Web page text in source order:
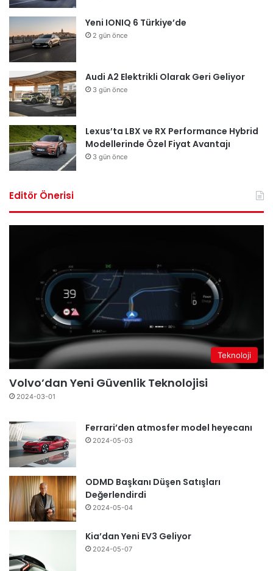
Yeni IONIQ 6 Türkiye’de
2 gün önce
Audi A2 Elektrikli Olarak Geri Geliyor
3 gün önce
Lexus’ta LBX ve RX Performance Hybrid
Modellerinde Özel Fiyat Avantajı
3 gün önce
Editör Önerisi
Teknoloji
Volvo’dan Yeni Güvenlik Teknolojisi
2024-03-01
Ferrari’den atmosfer model heyecanı
2024-05-03
ODMD Başkanı Düşen Satışları
Değerlendirdi
2024-05-04
Kia’dan Yeni EV3 Geliyor
2024-05-07